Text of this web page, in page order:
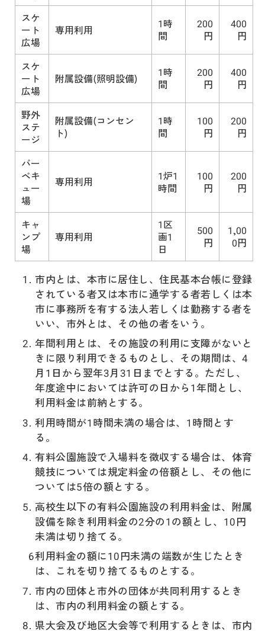
スケ
ート
広場
専用利用
1時
間
200
円
400
円
スケ
ート
広場
附属設備(照明設備)
1時
間
200
円
400
円
野外
ステ
ージ
附属設備(コンセン
ト)
1時
間
100
円
200
円
バー
ベキ
ュー
場
専用利用
1炉1
時間
100
円
200
円
キャ
ンプ
場
専用利用
1区
画1
日
500
円
1,00
0円
市内とは、本市に居住し、住民基本台帳に登録
されている者又は本市に通学する者若しくは本
市に事務所を有する法人若しくは勤務する者を
いい、市外とは、その他の者をいう。
年間利用とは、その施設の利用に支障がないと
きに限り利用できるものとし、その期間は、4
月1日から翌年3月31日までとする。ただし、
年度途中においては許可の日から1年間とし、
利用料金は前納とする。
利用時間が1時間未満の場合は、1時間とす
る。
有料公園施設で入場料を徴収する場合は、体育
競技については規定料金の倍額とし、その他に
ついては5倍の額とする。
高校生以下の有料公園施設の利用料金は、附属
設備を除き利用料金の2分の1の額とし、10円
未満は切り捨てる。
利用料金の額に10円未満の端数が生じたとき
は、これを切り捨てるものとする。
市内の団体と市外の団体が共同利用するとき
は、市内の利用料金の額とする。
県大会及び地区大会等で利用するときは、市内